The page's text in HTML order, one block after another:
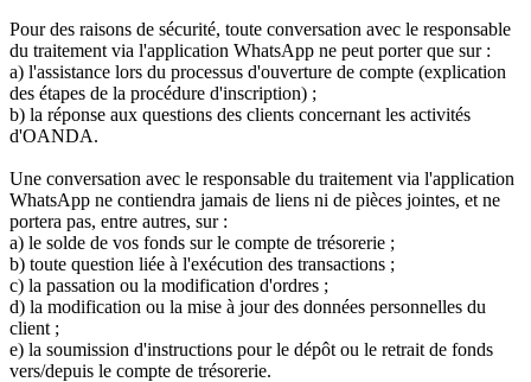
Pour des raisons de sécurité, toute conversation avec le responsable
du traitement via l'application WhatsApp ne peut porter que sur :
a) l'assistance lors du processus d'ouverture de compte (explication
des étapes de la procédure d'inscription) ;
b) la réponse aux questions des clients concernant les activités
d'OANDA.
Une conversation avec le responsable du traitement via l'application
WhatsApp ne contiendra jamais de liens ni de pièces jointes, et ne
portera pas, entre autres, sur :
a) le solde de vos fonds sur le compte de trésorerie ;
b) toute question liée à l'exécution des transactions ;
c) la passation ou la modification d'ordres ;
d) la modification ou la mise à jour des données personnelles du
client ;
e) la soumission d'instructions pour le dépôt ou le retrait de fonds
vers/depuis le compte de trésorerie.